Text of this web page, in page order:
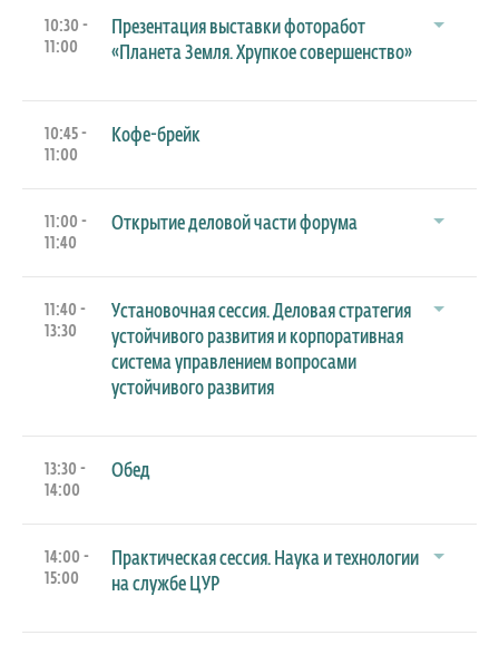
10:30 -
11:00
Презентация выставки фоторабот
«Планета Земля. Хрупкое совершенство»
10:45 -
11:00
Кофе-брейк
11:00 -
11:40
Открытие деловой части форума
11:40 -
13:30
Установочная сессия. Деловая стратегия
устойчивого развития и корпоративная
система управлением вопросами
устойчивого развития
13:30 -
14:00
Обед
14:00 -
15:00
Практическая сессия. Наука и технологии
на службе ЦУР